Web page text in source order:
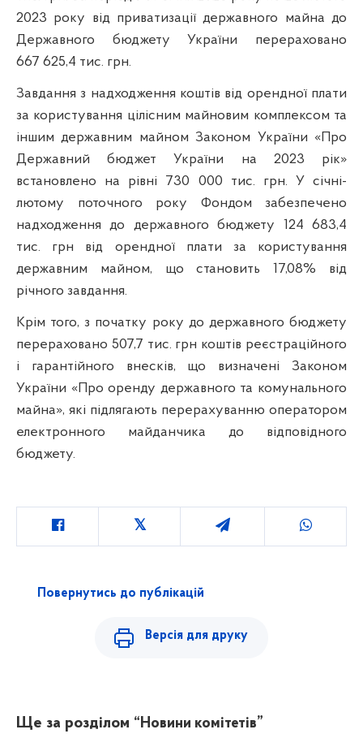
2023 року від приватизації державного майна до
Державного бюджету України перераховано
667 625,4 тис. грн.
Завдання з надходження коштів від орендної плати
за користування цілісним майновим комплексом та
іншим державним майном Законом України «Про
Державний бюджет України на 2023 рік»
встановлено на рівні 730 000 тис. грн. У січні-
лютому поточного року Фондом забезпечено
надходження до державного бюджету 124 683,4
тис. грн від орендної плати за користування
державним майном, що становить 17,08% від
річного завдання.
Крім того, з початку року до державного бюджету
перераховано 507,7 тис. грн коштів реєстраційного
і гарантійного внесків, що визначені Законом
України «Про оренду державного та комунального
майна», які підлягають перерахуванню оператором
електронного майданчика до відповідного
бюджету.
Повернутись до публікацій
Версія для друку
Ще за розділом “Новини комітетів”